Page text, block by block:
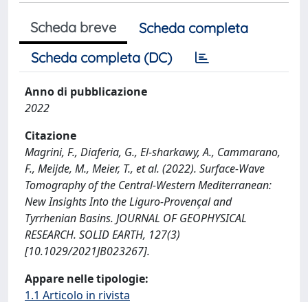
Scheda breve
Scheda completa
Scheda completa (DC)
Anno di pubblicazione
2022
Citazione
Magrini, F., Diaferia, G., El‐sharkawy, A., Cammarano,
F., Meijde, M., Meier, T., et al. (2022). Surface‐Wave
Tomography of the Central‐Western Mediterranean:
New Insights Into the Liguro‐Provençal and
Tyrrhenian Basins. JOURNAL OF GEOPHYSICAL
RESEARCH. SOLID EARTH, 127(3)
[10.1029/2021JB023267].
Appare nelle tipologie:
1.1 Articolo in rivista